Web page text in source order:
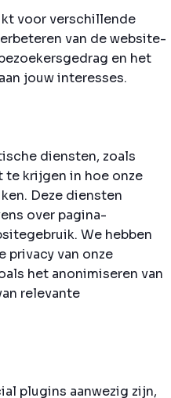
voor verschillende
van de website-
en het
jouw interesses.
diensten, zoals
krijgen in hoe onze
Deze diensten
over pagina-
We hebben
privacy van onze
het anonimiseren van
relevante
plugins aanwezig zijn,